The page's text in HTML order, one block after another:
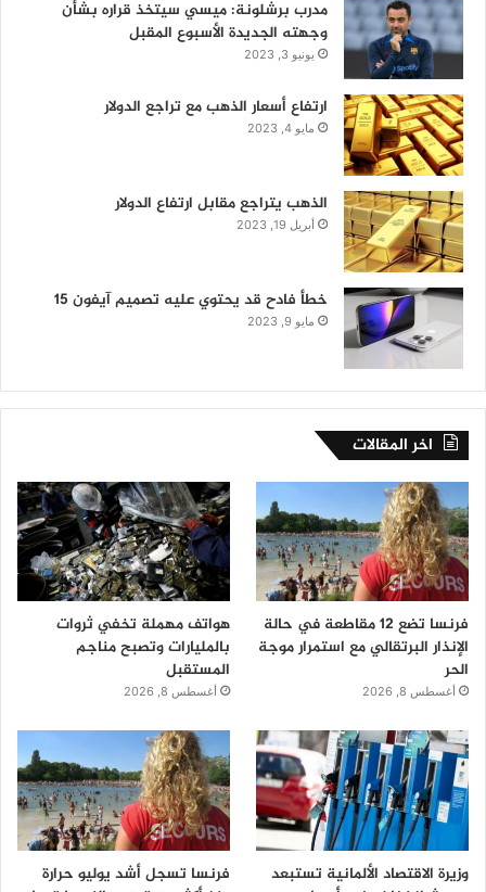
مدرب برشلونة: ميسي سيتخذ قراره بشأن
وجهته الجديدة الأسبوع المقبل
يونيو 3, 2023
ارتفاع أسعار الذهب مع تراجع الدولار
مايو 4, 2023
الذهب يتراجع مقابل ارتفاع الدولار
أبريل 19, 2023
خطأ فادح قد يحتوي عليه تصميم آيفون 15
مايو 9, 2023
اخر المقالات
فرنسا تضع 12 مقاطعة في حالة
الإنذار البرتقالي مع استمرار موجة
الحر
أغسطس 8, 2026
هواتف مهملة تخفي ثروات
بالمليارات وتصبح مناجم
المستقبل
أغسطس 8, 2026
وزيرة الاقتصاد الألمانية تستبعد
فرنسا تسجل أشد يوليو حرارة